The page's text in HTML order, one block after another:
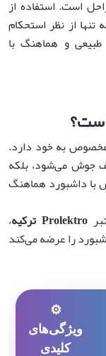
است. استفاده از
از نظر استحکام
طبیعی و هماهنگ با
به خود دارد.
جوش می‌شود، بلکه
با داشبورد هماهنگ
Prolektro ترکیه،
را عرضه می‌کند
⚙
ویژگی‌های
کلیدی